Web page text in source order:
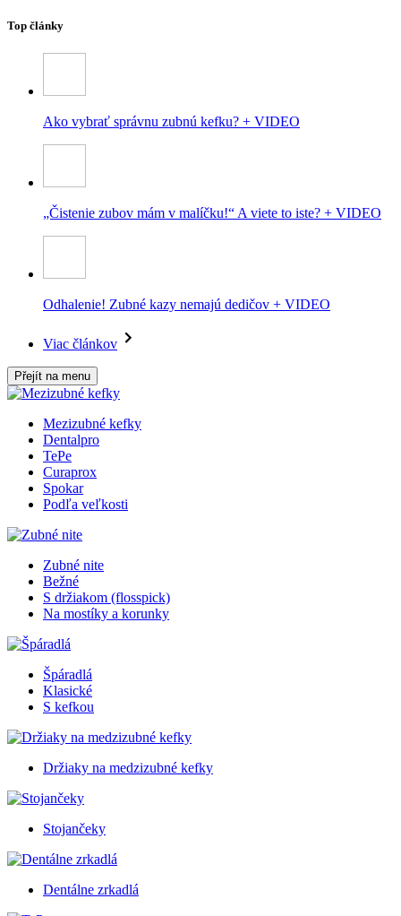
Top články
Ako vybrať správnu zubnú kefku? + VIDEO
„Čistenie zubov mám v malíčku!“ A viete to iste? + VIDEO
Odhalenie! Zubné kazy nemajú dedičov + VIDEO
Viac článkov
Přejít na menu
Mezizubné kefky
Dentalpro
TePe
Curaprox
Spokar
Podľa veľkosti
Zubné nite
Bežné
S držiakom (flosspick)
Na mostíky a korunky
Špáradlá
Klasické
S kefkou
Držiaky na medzizubné kefky
Stojančeky
Dentálne zrkadlá